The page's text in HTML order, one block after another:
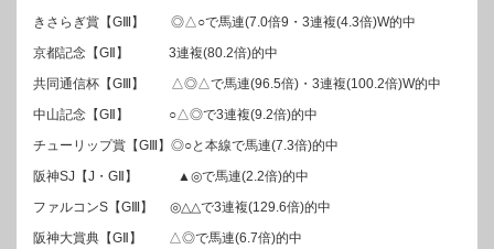
きさらぎ賞【GⅢ】 ◎△○で馬連(7.0倍9・3連複(4.3倍)W的中
京都記念【GⅡ】 3連複(80.2倍)的中
共同通信杯【GⅢ】 △◎△で馬連(96.5倍)・3連複(100.2倍)W的中
中山記念【GⅡ】 ○△◎で3連複(9.2倍)的中
チューリップ賞【GⅢ】◎○と本線で馬連(7.3倍)的中
阪神SJ【J・GⅡ】 ▲◎で馬連(2.2倍)的中
ファルコンS【GⅢ】 ◎△△で3連複(129.6倍)的中
阪神大賞典【GⅡ】 △◎で馬連(6.7倍)的中